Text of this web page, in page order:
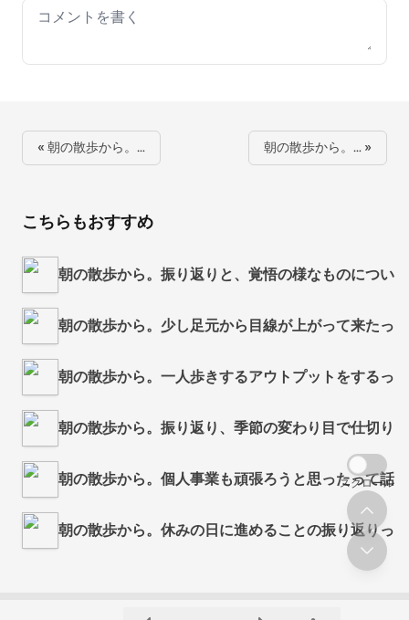
Your comment
« 朝の散歩から。… 朝の散歩から。… »
こちらもおすすめ
朝の散歩から。振り返りと、覚悟の様なものについ
朝の散歩から。少し足元から目線が上がって来たっ
朝の散歩から。一人歩きするアウトプットをするっ
朝の散歩から。振り返り、季節の変わり目で仕切り
朝の散歩から。個人事業も頑張ろうと思ったって話
朝の散歩から。休みの日に進めることの振り返りっ
スクロール